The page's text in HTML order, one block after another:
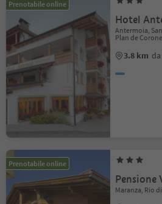
Prenotabile online
Hotel
Antermoia,
Plan de
3.8 km
Prenotabile online
Pensione
Maranza, Rio